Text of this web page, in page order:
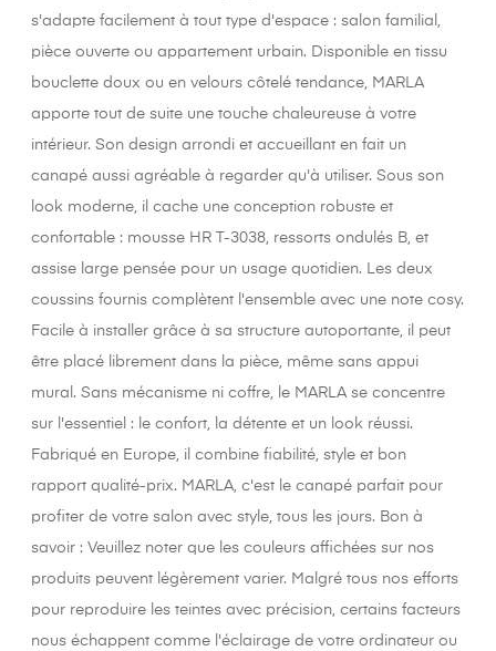
s'adapte facilement à tout type d'espace : salon familial,
pièce ouverte ou appartement urbain. Disponible en tissu
bouclette doux ou en velours côtelé tendance, MARLA
apporte tout de suite une touche chaleureuse à votre
intérieur. Son design arrondi et accueillant en fait un
canapé aussi agréable à regarder qu'à utiliser. Sous son
look moderne, il cache une conception robuste et
confortable : mousse HR T-3038, ressorts ondulés B, et
assise large pensée pour un usage quotidien. Les deux
coussins fournis complètent l'ensemble avec une note cosy.
Facile à installer grâce à sa structure autoportante, il peut
être placé librement dans la pièce, même sans appui
mural. Sans mécanisme ni coffre, le MARLA se concentre
sur l'essentiel : le confort, la détente et un look réussi.
Fabriqué en Europe, il combine fiabilité, style et bon
rapport qualité-prix. MARLA, c'est le canapé parfait pour
profiter de votre salon avec style, tous les jours. Bon à
savoir : Veuillez noter que les couleurs affichées sur nos
produits peuvent légèrement varier. Malgré tous nos efforts
pour reproduire les teintes avec précision, certains facteurs
nous échappent comme l'éclairage de votre ordinateur ou